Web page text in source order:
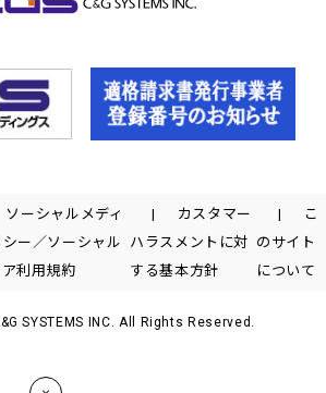
ソーシャルメディ
シー／ソーシャル
ア利用規約
カスタマー
ハラスメントに対
する基本方針
こ
のサイト
について
SYSTEMS INC. All Rights Reserved.